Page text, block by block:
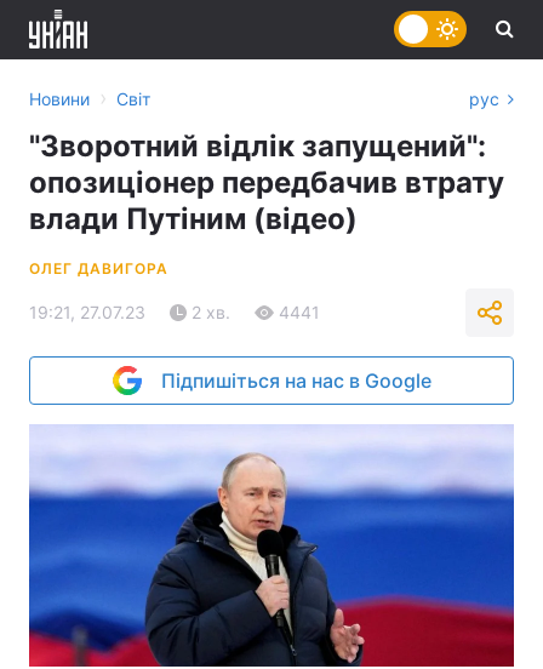
Новини › Світ рус
"Зворотний відлік запущений":
опозиціонер передбачив втрату
влади Путіним (відео)
ОЛЕГ ДАВИГОРА
19:21, 27.07.23 2 хв. 4441
Підпишіться на нас в Google